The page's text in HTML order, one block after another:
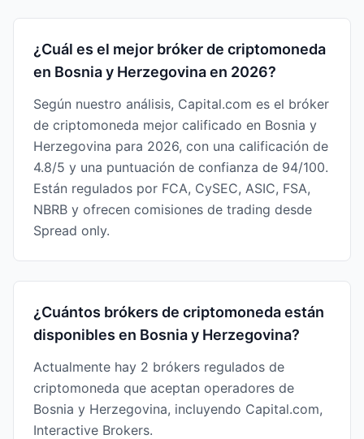
¿Cuál es el mejor bróker de criptomoneda
en Bosnia y Herzegovina en 2026?
Según nuestro análisis, Capital.com es el bróker
de criptomoneda mejor calificado en Bosnia y
Herzegovina para 2026, con una calificación de
4.8/5 y una puntuación de confianza de 94/100.
Están regulados por FCA, CySEC, ASIC, FSA,
NBRB y ofrecen comisiones de trading desde
Spread only.
¿Cuántos brókers de criptomoneda están
disponibles en Bosnia y Herzegovina?
Actualmente hay 2 brókers regulados de
criptomoneda que aceptan operadores de
Bosnia y Herzegovina, incluyendo Capital.com,
Interactive Brokers.